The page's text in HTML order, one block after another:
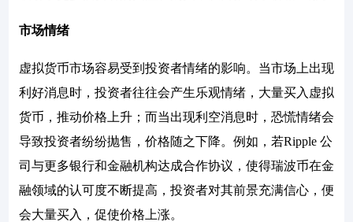
市场情绪
虚拟货币市场容易受到投资者情绪的影响。当市场上出现
利好消息时，投资者往往会产生乐观情绪，大量买入虚拟
货币，推动价格上升；而当出现利空消息时，恐慌情绪会
导致投资者纷纷抛售，价格随之下降。例如，若Ripple 公
司与更多银行和金融机构达成合作协议，使得瑞波币在金
融领域的认可度不断提高，投资者对其前景充满信心，便
会大量买入，促使价格上涨。